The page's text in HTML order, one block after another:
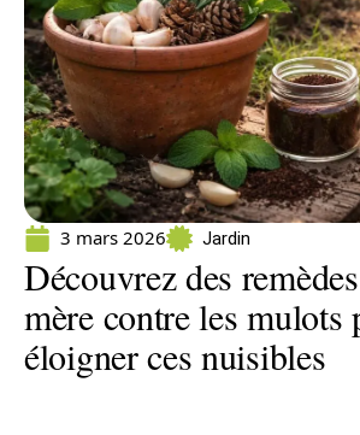
3 mars 2026 Jardin
Découvrez des
mère contre les mulots
éloigner ces nuisibles